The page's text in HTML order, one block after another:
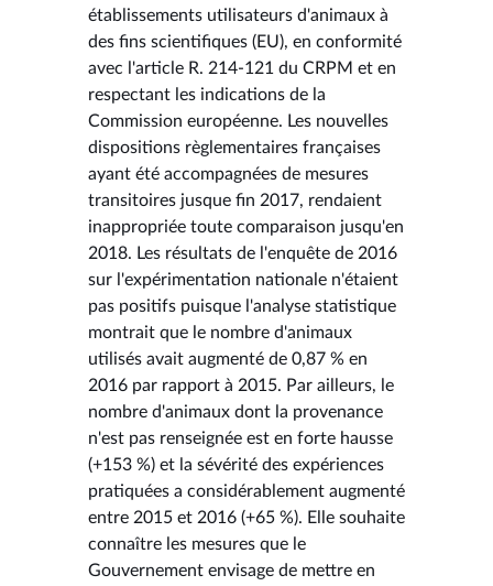
établissements utilisateurs d'animaux à
des fins scientifiques (EU), en conformité
avec l'article R. 214-121 du CRPM et en
respectant les indications de la
Commission européenne. Les nouvelles
dispositions règlementaires françaises
ayant été accompagnées de mesures
transitoires jusque fin 2017, rendaient
inappropriée toute comparaison jusqu'en
2018. Les résultats de l'enquête de 2016
sur l'expérimentation nationale n'étaient
pas positifs puisque l'analyse statistique
montrait que le nombre d'animaux
utilisés avait augmenté de 0,87 % en
2016 par rapport à 2015. Par ailleurs, le
nombre d'animaux dont la provenance
n'est pas renseignée est en forte hausse
(+153 %) et la sévérité des expériences
pratiquées a considérablement augmenté
entre 2015 et 2016 (+65 %). Elle souhaite
connaître les mesures que le
Gouvernement envisage de mettre en